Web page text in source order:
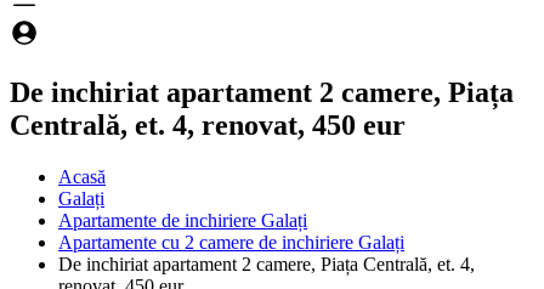
De inchiriat apartament 2 camere, Piața
Centrală, et. 4, renovat, 450 eur
Acasă
Galați
Apartamente de inchiriere Galați
Apartamente cu 2 camere de inchiriere Galați
De inchiriat apartament 2 camere, Piața Centrală, et. 4,